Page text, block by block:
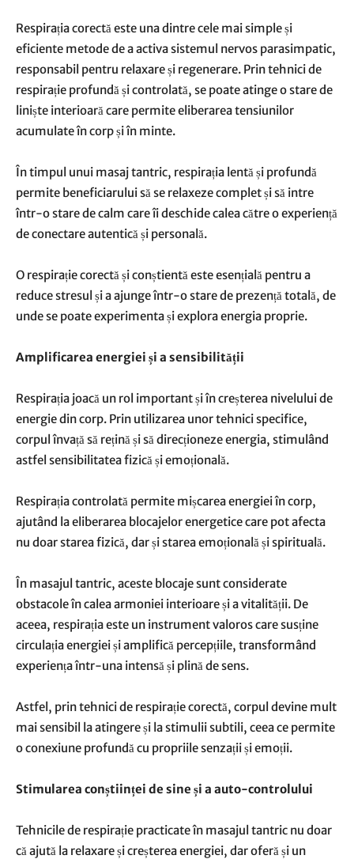
Respirația corectă este una dintre cele mai simple și
eficiente metode de a activa sistemul nervos parasimpatic,
responsabil pentru relaxare și regenerare. Prin tehnici de
respirație profundă și controlată, se poate atinge o stare de
liniște interioară care permite eliberarea tensiunilor
acumulate în corp și în minte.
În timpul unui masaj tantric, respirația lentă și profundă
permite beneficiarului să se relaxeze complet și să intre
într-o stare de calm care îi deschide calea către o experiență
de conectare autentică și personală.
O respirație corectă și conștientă este esențială pentru a
reduce stresul și a ajunge într-o stare de prezență totală, de
unde se poate experimenta și explora energia proprie.
Amplificarea energiei și a sensibilității
Respirația joacă un rol important și în creșterea nivelului de
energie din corp. Prin utilizarea unor tehnici specifice,
corpul învață să rețină și să direcționeze energia, stimulând
astfel sensibilitatea fizică și emoțională.
Respirația controlată permite mișcarea energiei în corp,
ajutând la eliberarea blocajelor energetice care pot afecta
nu doar starea fizică, dar și starea emoțională și spirituală.
În masajul tantric, aceste blocaje sunt considerate
obstacole în calea armoniei interioare și a vitalității. De
aceea, respirația este un instrument valoros care susține
circulația energiei și amplifică percepțiile, transformând
experiența într-una intensă și plină de sens.
Astfel, prin tehnici de respirație corectă, corpul devine mult
mai sensibil la atingere și la stimulii subtili, ceea ce permite
o conexiune profundă cu propriile senzații și emoții.
Stimularea conștiinței de sine și a auto-controlului
Tehnicile de respirație practicate în masajul tantric nu doar
că ajută la relaxare și creșterea energiei, dar oferă și un